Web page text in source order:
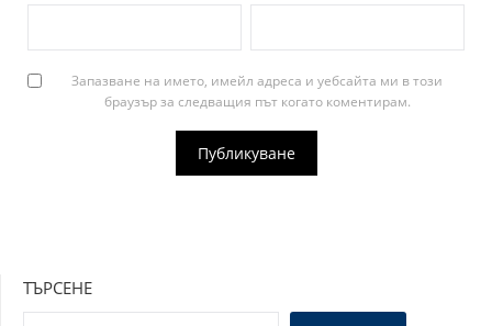
Запазване на името, имейл адреса и уебсайта ми в този
браузър за следващия път когато коментирам.
ТЪРСЕНЕ